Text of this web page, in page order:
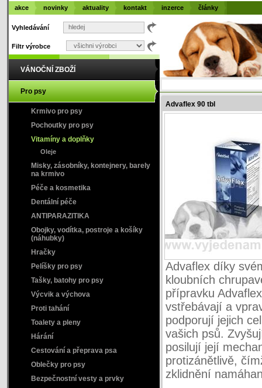
Advaflex 90 tbl
Advaflex díky
kloubních
přípravku
vstřebávají a
podporují jejich
vašich psů.
posilují její
protizánětlivě,
zklidnění
Vyhledávání
Filtr výrobce
VÁNOČNÍ ZBOŽÍ
Pro psy
Krmivo pro psy
Pochoutky pro psy
Vitamíny a doplňky
Oleje
Misky, zásobníky, kontejnery, barely
na krmivo
Péče a kosmetika
Dentální péče
ANTIPARAZITIKA
Obojky, vodítka, postroje a košíky
(náhubky)
Hračky
Pelíšky pro psy
Tašky, batohy pro psy
Výcvik a výchova
Proti tahání
Toalety a pleny
Hárání
Cestování a přeprava psa
Oblečky pro psy
Bezpečnostní vesty a prvky
akce novinky aktuality kontakt inzerce články